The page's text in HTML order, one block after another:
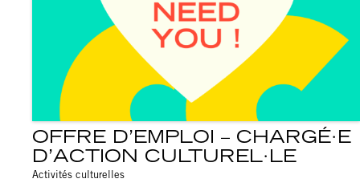
OFFRE D’EMPLOI – CHARGÉ·E
D’ACTION CULTUREL·LE
Activités culturelles